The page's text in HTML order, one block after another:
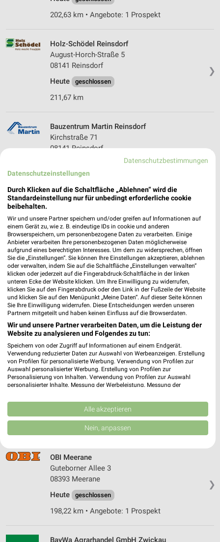
202,63 km • Angebote: 1 Prospekt
❯
Holz-Schödel Reinsdorf
August-Horch-Straße 5
08141 Reinsdorf
Heute
geschlossen
211,67 km
❯
Bauzentrum Martin Reinsdorf
Kirchstraße 71
08141 Reinsdorf
211,74 km
Karl-Liebknecht-Straße 3
08056 Zwickau
Heute geschlossen
211,45 km
Sonderpreis Baumarkt Niederwürschnitz
Feldgasse 2
09399 Niederwürschnitz
Heute geschlossen
205,05 km • Angebote: 2 Prospekte
❯
OBI Zwickau
Glück-Auf Center Bergmannsstr. 2
geschlossen
211,30 km • Angebote: 1 Prospekt
❯
OBI Meerane
Guteborner Allee 3
08393 Meerane
Heute
geschlossen
198,22 km • Angebote: 1 Prospekt
BayWa Agrarhandel GmbH Zwickau
Datenschutzbestimmungen
Datenschutzeinstellungen
Durch Klicken auf die Schaltfläche „Ablehnen“ wird die
Standardeinstellung nur für unbedingt erforderliche cookie
beibehalten.
Wir und unsere Partner speichern und/oder greifen auf Informationen auf
einem Gerät zu, wie z. B. eindeutige IDs in cookie und anderen
Browserspeichern, um personenbezogene Daten zu verarbeiten. Einige
Anbieter verarbeiten Ihre personenbezogenen Daten möglicherweise
aufgrund eines berechtigten Interesses. Um dem zu widersprechen, öffnen
Sie die „Einstellungen“. Sie können Ihre Einstellungen akzeptieren, ablehnen
oder verwalten, indem Sie auf die Schaltfläche „Einstellungen verwalten“
klicken oder jederzeit auf die Fingerabdruck-Schaltfläche in der linken
unteren Ecke der Website klicken. Um Ihre Einwilligung zu widerrufen,
klicken Sie auf den Fingerabdruck oder den Link in der Fußzeile der Website
und klicken Sie auf den Menüpunkt „Meine Daten“. Auf dieser Seite können
Sie Ihre Einwilligung widerrufen. Diese Entscheidungen werden unseren
Partnern mitgeteilt und haben keinen Einfluss auf die Browserdaten.
Wir und unsere Partner verarbeiten Daten, um die Leistung der
Website zu analysieren und Folgendes zu tun:
Speichern von oder Zugriff auf Informationen auf einem Endgerät.
Verwendung reduzierter Daten zur Auswahl von Werbeanzeigen. Erstellung
von Profilen für personalisierte Werbung. Verwendung von Profilen zur
Auswahl personalisierter Werbung. Erstellung von Profilen zur
Personalisierung von Inhalten. Verwendung von Profilen zur Auswahl
personalisierter Inhalte. Messung der Werbeleistung. Messung der
Kombinationen von Daten aus verschiedenen Quellen. Entwicklung und
Verbesserung der Angebote. Verwendung reduzierter Daten zur Auswahl
von Inhalten.
Daten können außerhalb der Europäischen Union weitergegeben und in die
Website/App.
Partnerliste anzeigen (1 IAB-Anbieter)
Wir nutzen Ihre Daten für folgende Zwecke:
Speichern von oder Zugriff auf Informationen
auf einem Endgerät
Werbeanzeigen
Alle akzeptieren
Nein, anpassen